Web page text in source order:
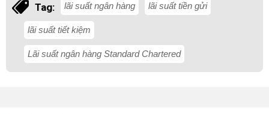
Tag: lãi suất ngân hàng lãi suất tiền gửi
lãi suất tiết kiệm
Lãi suất ngân hàng Standard Chartered